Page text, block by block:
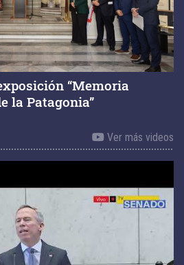
“Memoria
la Patagonia”
Ver más videos